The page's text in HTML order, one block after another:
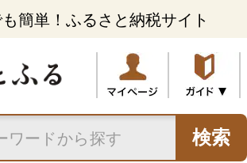
簡単！ふるさと納税サイト
検索